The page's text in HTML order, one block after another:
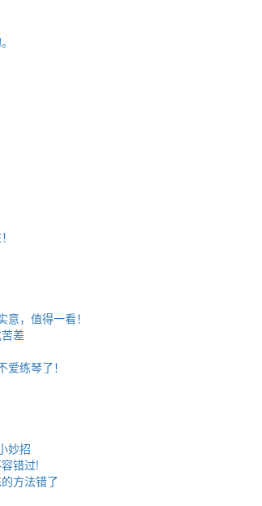
，值得一看！
差
练琴了！
妙招
错过!
方法错了